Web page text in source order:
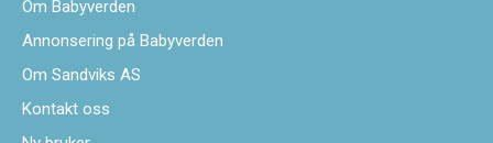
Om Babyverden
Annonsering på Babyverden
Om Sandviks AS
Kontakt oss